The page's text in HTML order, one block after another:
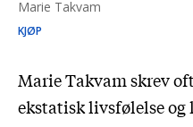
Marie Takvam
KJØP
Marie Takvam skrev
ekstatisk livsfølelse